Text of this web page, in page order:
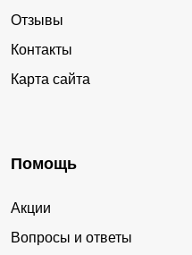
Отзывы
Контакты
Карта сайта
Помощь
Акции
Вопросы и ответы